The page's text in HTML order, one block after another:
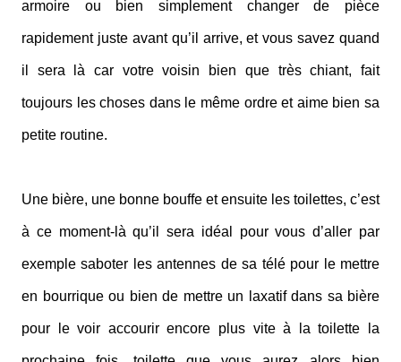
armoire ou bien simplement changer de pièce
rapidement juste avant qu’il arrive, et vous savez quand
il sera là car votre voisin bien que très chiant, fait
toujours les choses dans le même ordre et aime bien sa
petite routine.
Une bière, une bonne bouffe et ensuite les toilettes, c’est
à ce moment-là qu’il sera idéal pour vous d’aller par
exemple saboter les antennes de sa télé pour le mettre
en bourrique ou bien de mettre un laxatif dans sa bière
pour le voir accourir encore plus vite à la toilette la